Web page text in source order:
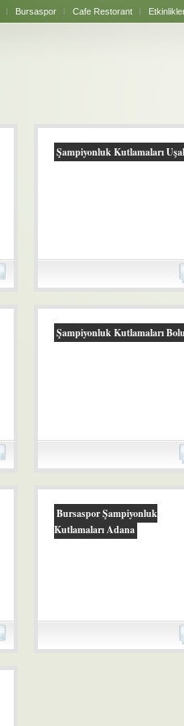
Bursaspor Cafe Restorant
Şampiyonluk Kutlamaları
Şampiyonluk Kutlamaları
Bursaspor Şampiyonluk
Kutlamaları Adana